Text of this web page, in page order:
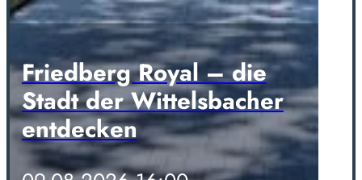
Friedberg Royal – die
Stadt der Wittelsbacher
entdecken